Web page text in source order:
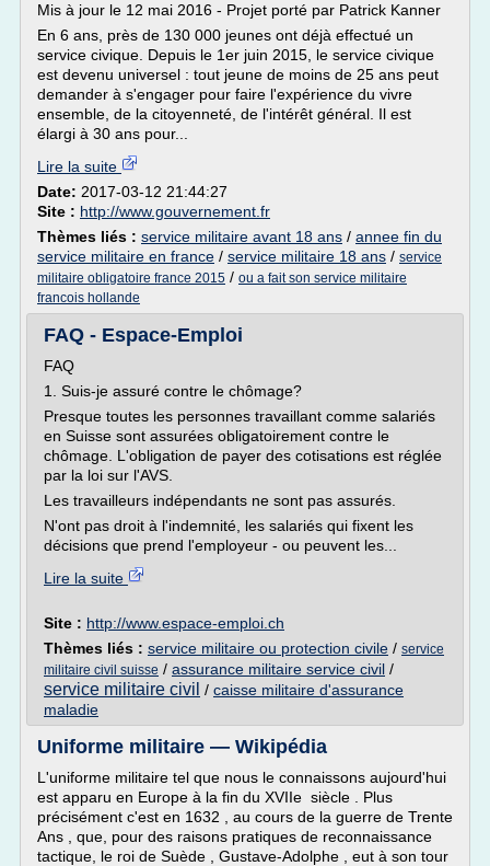
Mis à jour le 12 mai 2016 - Projet porté par Patrick Kanner
En 6 ans, près de 130 000 jeunes ont déjà effectué un
service civique. Depuis le 1er juin 2015, le service civique
est devenu universel : tout jeune de moins de 25 ans peut
demander à s'engager pour faire l'expérience du vivre
ensemble, de la citoyenneté, de l'intérêt général. Il est
élargi à 30 ans pour...
Lire la suite
Date: 2017-03-12 21:44:27
Site : http://www.gouvernement.fr
Thèmes liés : service militaire avant 18 ans / annee fin du
service militaire en france / service militaire 18 ans / service
militaire obligatoire france 2015 / ou a fait son service militaire
francois hollande
FAQ - Espace-Emploi
FAQ
1. Suis-je assuré contre le chômage?
Presque toutes les personnes travaillant comme salariés
en Suisse sont assurées obligatoirement contre le
chômage. L'obligation de payer des cotisations est réglée
par la loi sur l'AVS.
Les travailleurs indépendants ne sont pas assurés.
N'ont pas droit à l'indemnité, les salariés qui fixent les
décisions que prend l'employeur - ou peuvent les...
Lire la suite
Site : http://www.espace-emploi.ch
Thèmes liés : service militaire ou protection civile / service
militaire civil suisse / assurance militaire service civil /
service militaire civil / caisse militaire d'assurance
maladie
Uniforme militaire — Wikipédia
L'uniforme militaire tel que nous le connaissons aujourd'hui
est apparu en Europe à la fin du XVIIe siècle . Plus
précisément c'est en 1632 , au cours de la guerre de Trente
Ans , que, pour des raisons pratiques de reconnaissance
tactique, le roi de Suède , Gustave-Adolphe , eut à son tour